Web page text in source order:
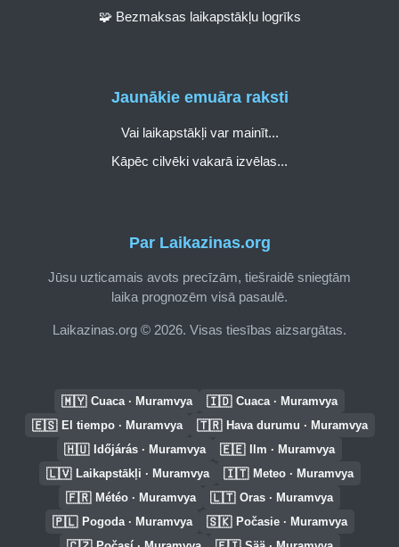
Par Laikazinas.org
Jūsu uzticamais avots precīzām, tiešraidē sniegtām
laika prognozēm visā pasaulē.
Laikazinas.org © 2026. Visas tiesības aizsargātas.
🧩 Bezmaksas laikapstākļu logrīks
Jaunākie emuāra raksti
Vai laikapstākļi var mainīt...
Kāpēc cilvēki vakarā izvēlas...
🇲🇾 Cuaca · Muramvya 🇮🇩 Cuaca · Muramvya
🇪🇸 El tiempo · Muramvya 🇹🇷 Hava durumu · Muramvya
🇭🇺 Időjárás · Muramvya 🇪🇪 Ilm · Muramvya
🇱🇻 Laikapstākļi · Muramvya 🇮🇹 Meteo · Muramvya
🇫🇷 Météo · Muramvya 🇱🇹 Oras · Muramvya
🇵🇱 Pogoda · Muramvya 🇸🇰 Počasie · Muramvya